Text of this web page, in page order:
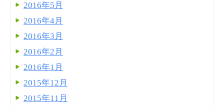
2016年5月
2016年4月
2016年3月
2016年2月
2016年1月
2015年12月
2015年11月